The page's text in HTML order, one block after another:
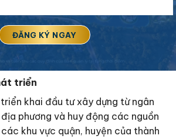
triển
khai đầu tư xây dựng từ ngân
phương và huy động các nguồn
khu vực quận, huyện của thành